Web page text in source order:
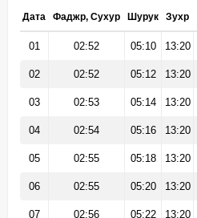
Дата Фаджр, Сухур Шурук Зухр
01 02:52 05:10 13:20
02 02:52 05:12 13:20
03 02:53 05:14 13:20
04 02:54 05:16 13:20
05 02:55 05:18 13:20
06 02:55 05:20 13:20
07 02:56 05:22 13:20